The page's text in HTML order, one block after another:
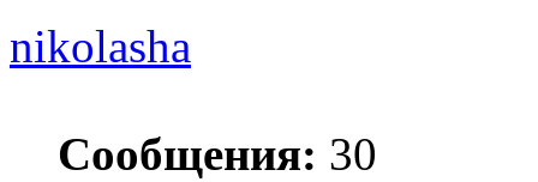
nikolasha
Сообщения: 30